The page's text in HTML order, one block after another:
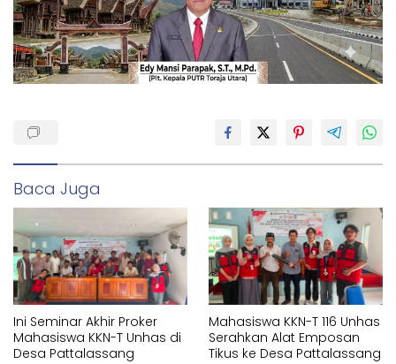
Baca Juga
Ini Seminar Akhir Proker
Mahasiswa KKN-T Unhas di
Desa Pattalassang
Mahasiswa KKN-T 116 Unhas
Serahkan Alat Emposan
Tikus ke Desa Pattalassang